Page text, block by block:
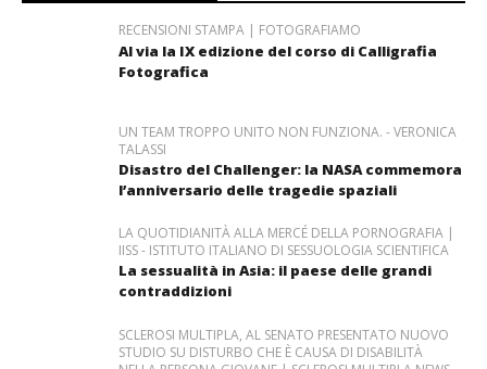
RECENSIONI STAMPA | FOTOGRAFIAMO
Al via la IX edizione del corso di Calligrafia
Fotografica
UN TEAM TROPPO UNITO NON FUNZIONA. - VERONICA
TALASSI
Disastro del Challenger: la NASA commemora
l’anniversario delle tragedie spaziali
LA QUOTIDIANITÀ ALLA MERCÉ DELLA PORNOGRAFIA |
IISS - ISTITUTO ITALIANO DI SESSUOLOGIA SCIENTIFICA
La sessualità in Asia: il paese delle grandi
contraddizioni
SCLEROSI MULTIPLA, AL SENATO PRESENTATO NUOVO
STUDIO SU DISTURBO CHE È CAUSA DI DISABILITÀ